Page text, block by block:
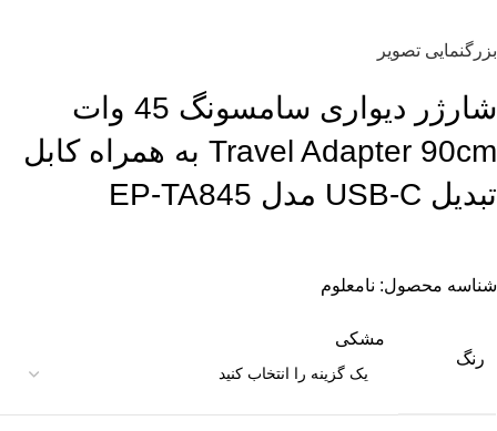
بزرگنمایی تصویر
شارژر دیواری سامسونگ 45 وات
Travel Adapter 90cm به همراه کابل
تبدیل USB-C مدل EP-TA845
شناسه محصول: نامعلوم
رنگ
مشکی